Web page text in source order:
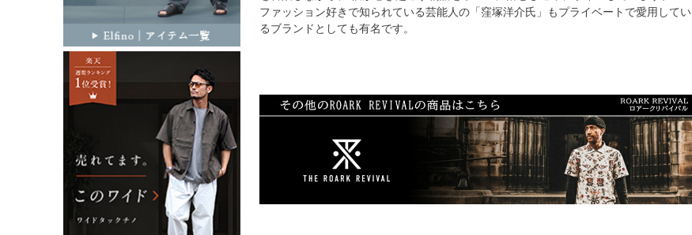
ファッション好きで知られている芸能人の「窪塚洋介氏」もプライベートで愛用してい
るブランドとしても有名です。